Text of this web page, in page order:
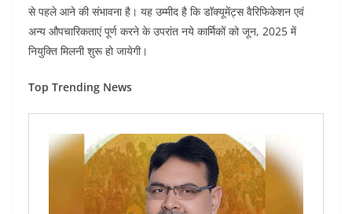
से पहले आने की संभावना है। यह उम्मीद है कि डॉक्यूमेंट्स वैरिफिकेशन एवं
अन्य औपचारिकताएं पूर्ण करने के उपरांत नये कार्मिकों को जून, 2025 में
नियुक्ति मिलनी शुरू हो जायेगी।
Top Trending News